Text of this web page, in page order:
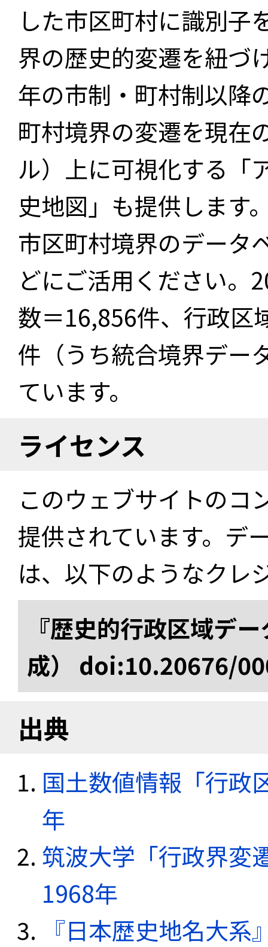
した市区町村に識別子
界の歴史的変遷を紐づ
年の市制・町村制以降
町村境界の変遷を現在
ル）上に可視化する「
史地図」も提供します
市区町村境界のデータ
どにご活用ください。
数＝16,856件、行政区
件（うち統合境界デー
ています。
ライセンス
このウェブサイトのコ
提供されています。デ
は、以下のようなクレ
『歴史的行政区域デ
成） doi:10.20676/
出典
国土数値情報「行政
年
筑波大学「行政界変
1968年
『日本歴史地名大